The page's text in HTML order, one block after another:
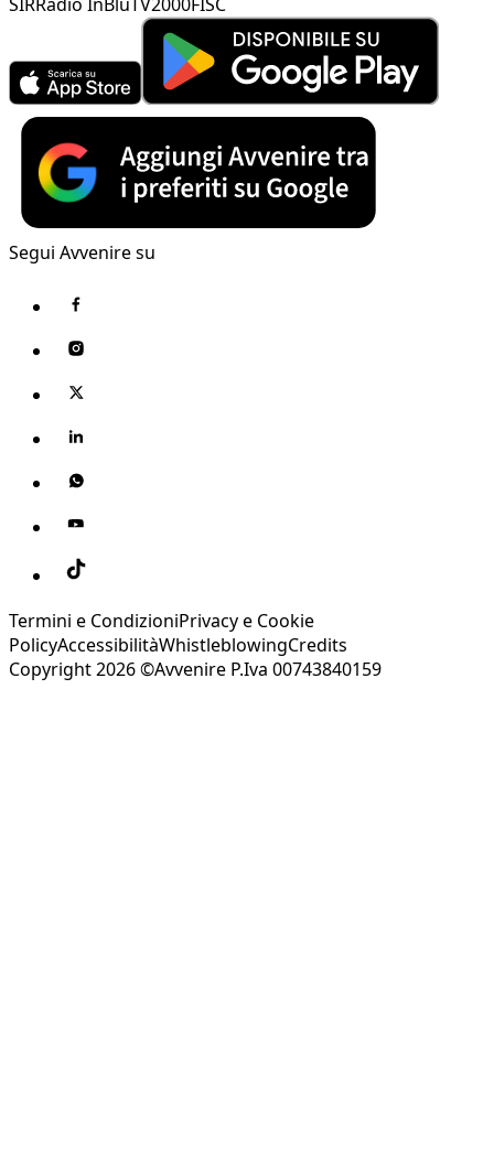
Segui Avvenire su
Termini e CondizioniPrivacy e Cookie
PolicyAccessibilitàWhistleblowingCredits
Copyright 2026 ©Avvenire P.Iva 00743840159